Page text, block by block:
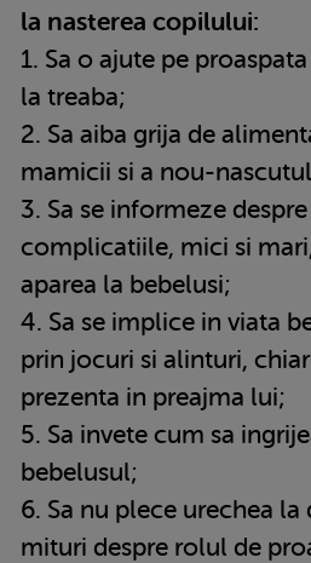
la nasterea copilului:
1. Sa o ajute pe
la treaba;
2. Sa aiba grija de
mamicii si a nou-
3. Sa se informeze despre
complicatiile, mici si
aparea la bebelusi;
4. Sa se implice in viata
prin jocuri si alinturi,
prezenta in preajma lui;
5. Sa invete cum sa
bebelusul;
6. Sa nu plece urechea la
mituri despre rolul de